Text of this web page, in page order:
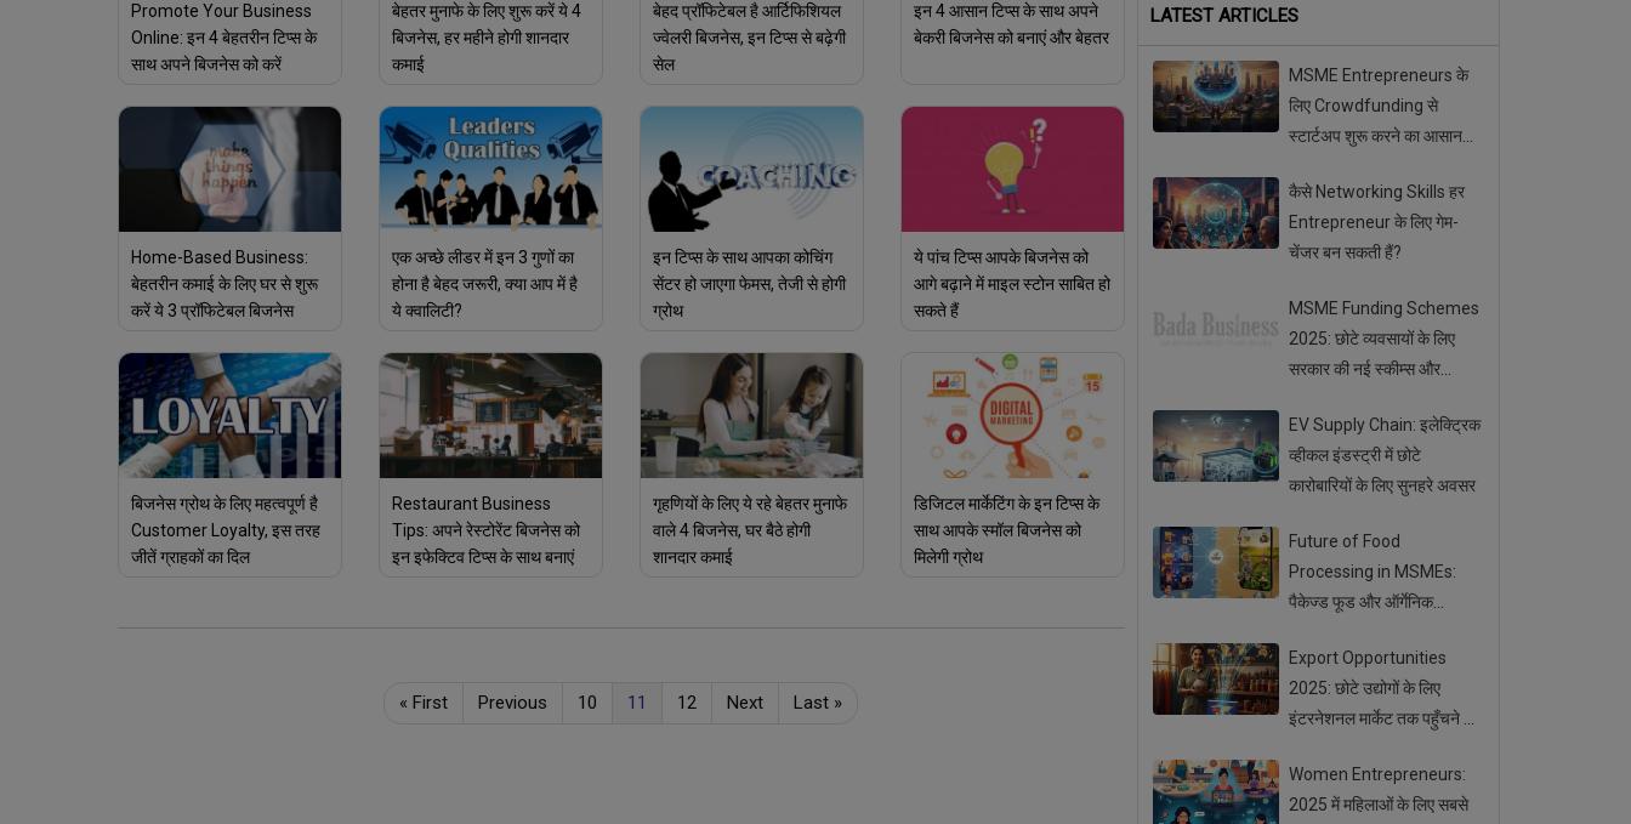
Promote Your Business
Online: इन 4 बेहतरीन टिप्स के
साथ अपने बिजनेस को करें
बेहतर मुनाफे के लिए शुरू करें ये 4
बिजनेस, हर महीने होगी शानदार
कमाई
बेहद प्रॉफिटेबल है आर्टिफिशियल
ज्वेलरी बिजनेस, इन टिप्स से बढ़ेगी
सेल
इन 4 आसान टिप्स के साथ अपने
बेकरी बिजनेस को बनाएं और बेहतर
Home-Based Business:
बेहतरीन कमाई के लिए घर से शुरू
करें ये 3 प्रॉफिटेबल बिजनेस
एक अच्छे लीडर में इन 3 गुणों का
होना है बेहद जरूरी, क्या आप में है
ये क्वालिटी?
इन टिप्स के साथ आपका कोचिंग
सेंटर हो जाएगा फेमस, तेजी से होगी
ग्रोथ
ये पांच टिप्स आपके बिजनेस को
आगे बढ़ाने में माइल स्टोन साबित हो
सकते हैं
बिजनेस ग्रोथ के लिए महत्वपूर्ण है
Customer Loyalty, इस तरह
जीतें ग्राहकों का दिल
Restaurant Business
Tips: अपने रेस्टोरेंट बिजनेस को
इन इफेक्टिव टिप्स के साथ बनाएं
गृहणियों के लिए ये रहे बेहतर मुनाफे
वाले 4 बिजनेस, घर बैठे होगी
शानदार कमाई
डिजिटल मार्केटिंग के इन टिप्स के
साथ आपके स्मॉल बिजनेस को
मिलेगी ग्रोथ
« First Previous 10 11 12 Next Last »
LATEST ARTICLES
MSME Entrepreneurs के
लिए Crowdfunding से
स्टार्टअप शुरू करने का आसान
कैसे Networking Skills हर
Entrepreneur के लिए गेम-
चेंजर बन सकती हैं?
MSME Funding Schemes
2025: छोटे व्यवसायों के लिए
सरकार की नई स्कीम्स और
EV Supply Chain: इलेक्ट्रिक
व्हीकल इंडस्ट्री में छोटे
कारोबारियों के लिए सुनहरे अवसर
Future of Food
Processing in MSMEs:
पैकेज्ड फूड और ऑर्गेनिक
Export Opportunities
2025: छोटे उद्योगों के लिए
इंटरनेशनल मार्केट तक पहुँचने के
Women Entrepreneurs:
2025 में महिलाओं के लिए सबसे